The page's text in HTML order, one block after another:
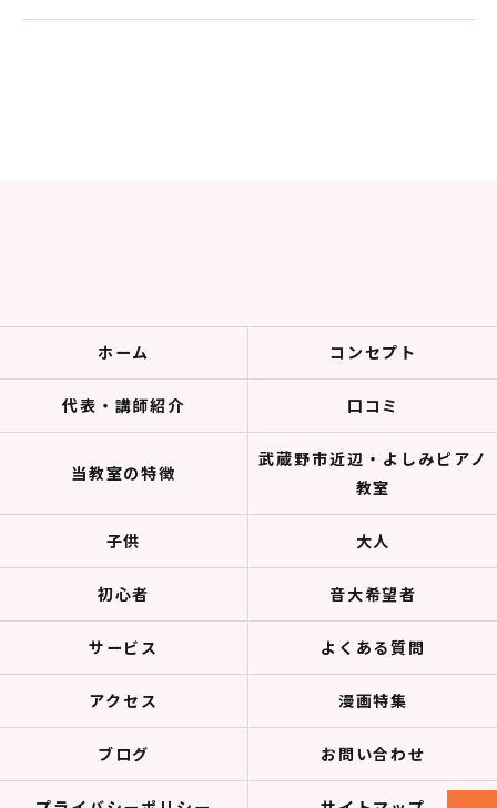
ホーム コンセプト
代表・講師紹介 口コミ
当教室の特徴
武蔵野市近辺・よしみピアノ
教室
子供 大人
初心者 音大希望者
サービス よくある質問
アクセス 漫画特集
ブログ お問い合わせ